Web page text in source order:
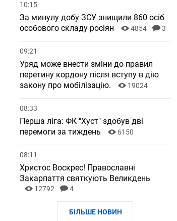
10:15
За минулу добу ЗСУ знищили 860 осіб
особового складу росіян
4854 3
09:21
Уряд може внести зміни до правил
перетину кордону після вступу в дію
закону про мобілізацію.
19024
08:33
Перша ліга: ФК "Хуст" здобув дві
перемоги за тиждень
6150
08:11
Христос Воскрес! Православні
Закарпаття святкують Великдень
12792 4
БІЛЬШЕ НОВИН